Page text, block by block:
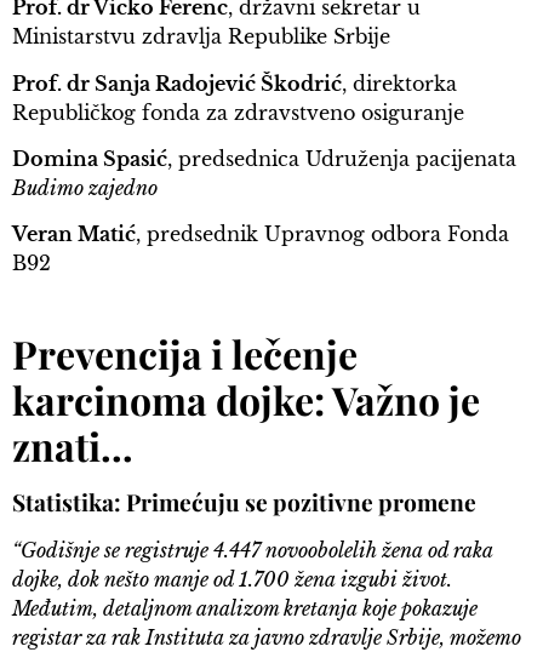
Prof. dr Vicko Ferenc, državni sekretar u
Ministarstvu zdravlja Republike Srbije
Prof. dr Sanja Radojević Škodrić, direktorka
Republičkog fonda za zdravstveno osiguranje
Domina Spasić, predsednica Udruženja pacijenata
Budimo zajedno
Veran Matić, predsednik Upravnog odbora Fonda
B92
Prevencija i lečenje
karcinoma dojke: Važno je
znati…
Statistika: Primećuju se pozitivne promene
“Godišnje se registruje 4.447 novoobolelih žena od raka
dojke, dok nešto manje od 1.700 žena izgubi život.
Međutim, detaljnom analizom kretanja koje pokazuje
registar za rak Instituta za javno zdravlje Srbije, možemo